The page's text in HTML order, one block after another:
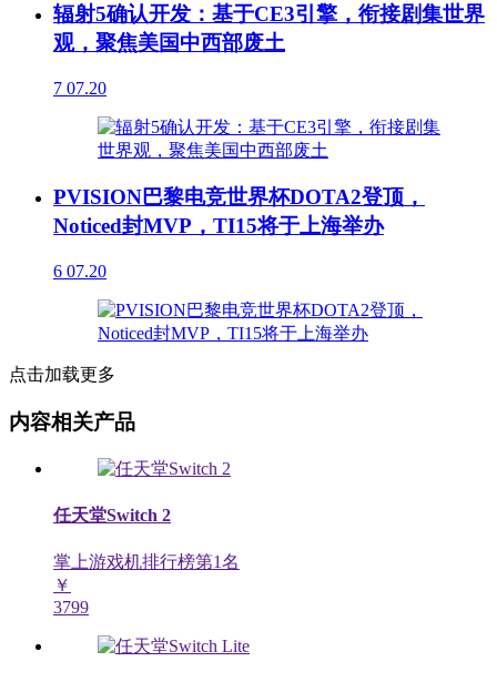
辐射5确认开发：基于CE3引擎，衔接剧集世界
观，聚焦美国中西部废土
7 07.20
PVISION巴黎电竞世界杯DOTA2登顶，
Noticed封MVP，TI15将于上海举办
6 07.20
点击加载更多
内容相关产品
任天堂Switch 2
掌上游戏机排行榜第1名
￥
3799